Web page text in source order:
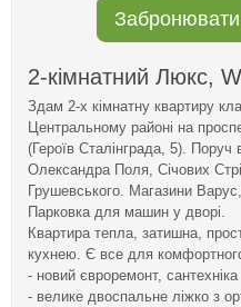
Забронювати
2-кімнатний Люкс,
Здам 2-х кімнатну квартиру
Центральному районі на
(Героїв Сталінграда, 5). Поруч
Олександра Поля, Січових
Грушевського. Магазини
Парковка для машин у дворі.
Квартира тепла, затишна,
кухнею. Є все для
- новий євроремонт, сантехніка
- велике двоспальне ліжко з